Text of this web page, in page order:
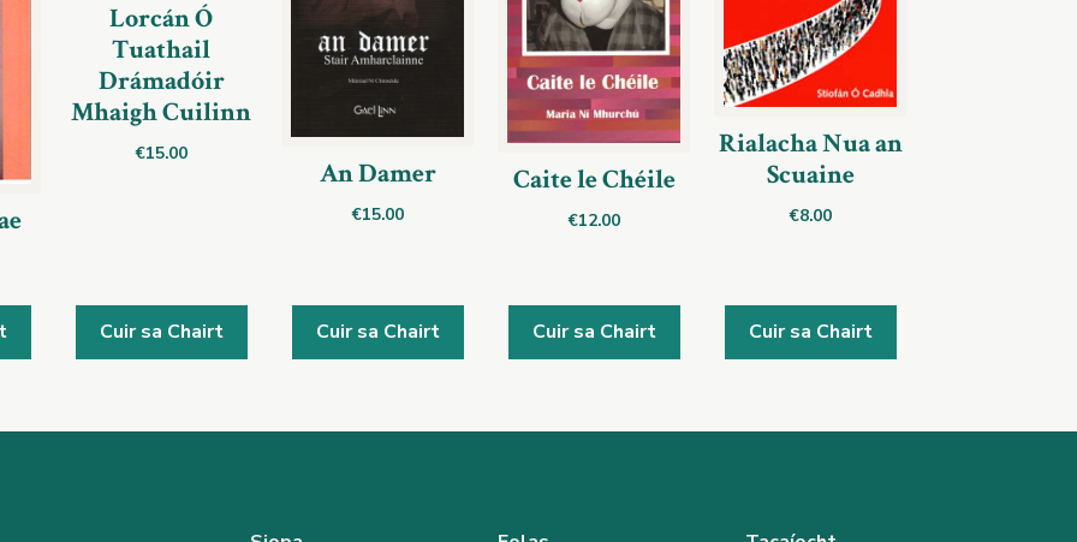
Lorcán Ó
Tuathail
Drámadóir
Mhaigh Cuilinn
€15.00
Cuir sa Chairt
An Damer
€15.00
Cuir sa Chairt
Caite le Chéile
€12.00
Cuir sa Chairt
Rialacha Nua an
Scuaine
€8.00
Cuir sa Chairt